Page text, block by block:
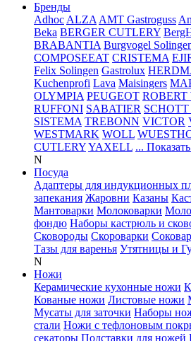
Бренды
Adhoc ALZA AMT Gastroguss
Beka BERGER CUTLERY
BRABANTIA Burgvogel
COMPOSEEAT CRISTEMA
Felix Solingen Gastrolux
Kuchenprofi Lava Maisingers
OLYMPIA PEUGEOT ROBERT
RUFFONI SABATIER
SISTEMA TREBONN VICTOR
WESTMARK WOLL
CUTLERYYAXELL ...
N
Посуда
Адаптеры для индукционных
запекания Жаровни Казаны
Мантоварки Молоковарки
фондю Наборы кастрюль и
Сковороды Скороварки
Тазы для варенья Утятницы и
N
Ножи
Керамические кухонные ножи
Кованые ножи Листовые ножи
Мусаты для заточки Наборы
стали Ножи с тефлоновым
секаторы Подставки для ножей